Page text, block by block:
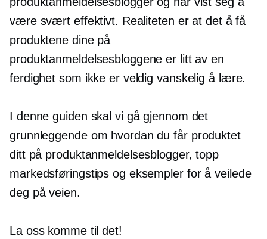
være svært effektivt. Realiteten er at det å få
produktene dine på
produktanmeldelsesbloggene er litt av en
ferdighet som ikke er veldig vanskelig å lære.
I denne guiden skal vi gå gjennom det
grunnleggende om hvordan du får produktet
ditt på produktanmeldelsesblogger, topp
markedsføringstips og eksempler for å veilede
deg på veien.
La oss komme til det!